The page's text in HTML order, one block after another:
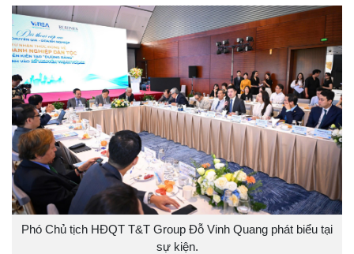
Phó Chủ tịch HĐQT T&T Group Đỗ Vinh Quang phát biểu tại
sự kiện.